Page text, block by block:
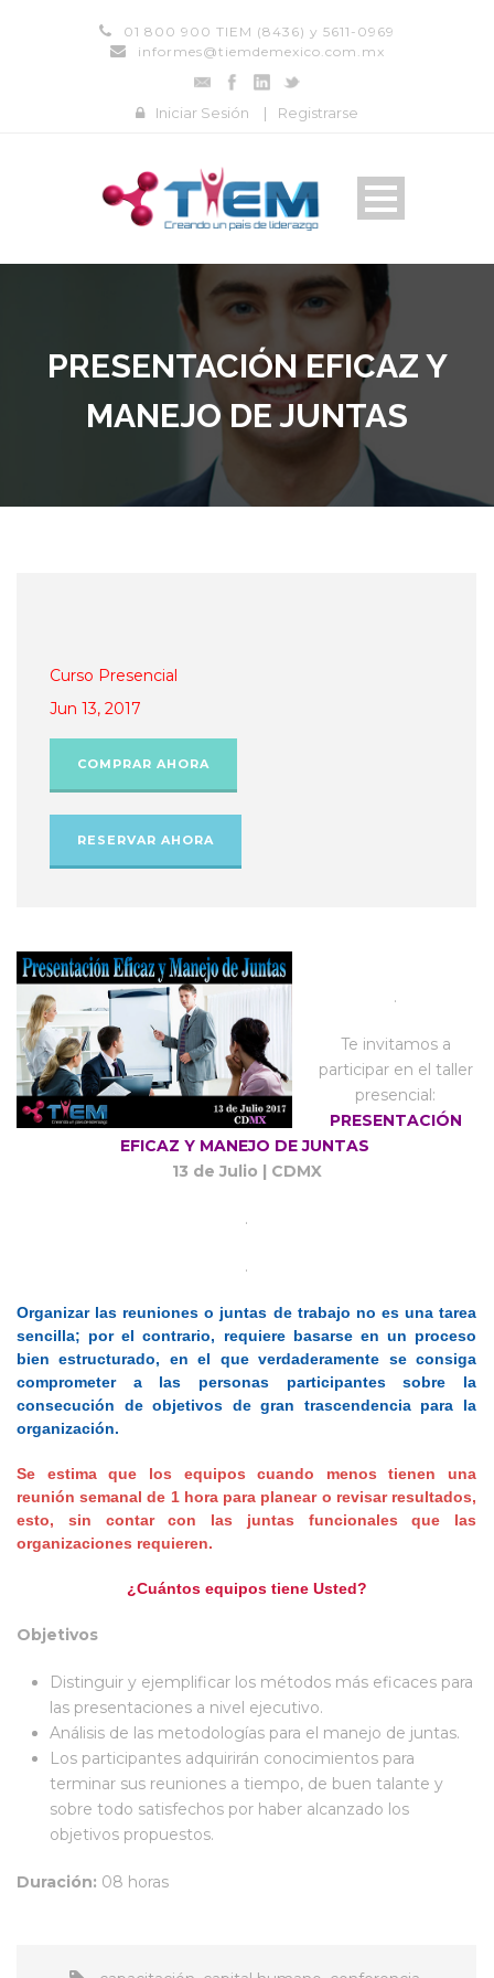
01 800 900 TIEM (8436) y 5611-0969
informes@tiemdemexico.com.mx
Iniciar Sesión | Registrarse
PRESENTACIÓN EFICAZ Y
MANEJO DE JUNTAS
Curso Presencial
Jun 13, 2017
COMPRAR AHORA
RESERVAR AHORA
.
Te invitamos a
participar en el taller
presencial:
PRESENTACIÓN
EFICAZ Y MANEJO DE JUNTAS
13 de Julio | CDMX
.
.
Organizar las reuniones o juntas de trabajo no es una tarea
sencilla; por el contrario, requiere basarse en un proceso
bien estructurado, en el que verdaderamente se consiga
comprometer a las personas participantes sobre la
consecución de objetivos de gran trascendencia para la
organización.
Se estima que los equipos cuando menos tienen una
reunión semanal de 1 hora para planear o revisar resultados,
esto, sin contar con las juntas funcionales que las
organizaciones requieren.
¿Cuántos equipos tiene Usted?
Objetivos
Distinguir y ejemplificar los métodos más eficaces para
las presentaciones a nivel ejecutivo.
Análisis de las metodologías para el manejo de juntas.
Los participantes adquirirán conocimientos para
terminar sus reuniones a tiempo, de buen talante y
sobre todo satisfechos por haber alcanzado los
objetivos propuestos.
Duración: 08 horas